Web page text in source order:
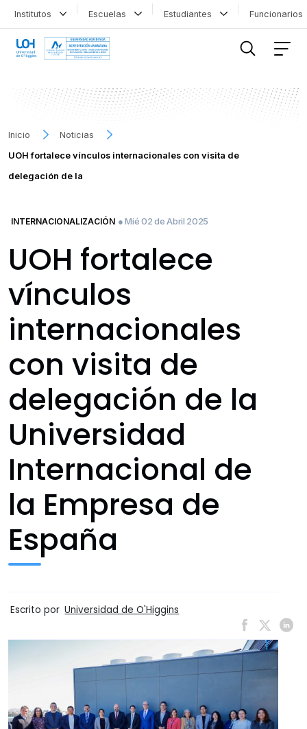
Institutos Escuelas Estudiantes
Inicio
Noticias
UOH fortalece vínculos internacionales con visita de
delegación de la
INTERNACIONALIZACIÓN ● Mié 02 de Abril 2025
UOH fortalece
vínculos
internacionales
con visita de
delegación de la
Universidad
Internacional de
la Empresa de
España
Escrito por Universidad de O'Higgins